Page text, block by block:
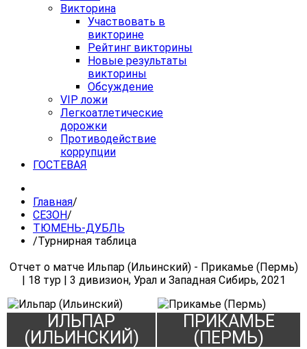
Викторина
Участвовать в
викторине
Рейтинг викторины
Новые результаты
викторины
Обсуждение
VIP ложи
Легкоатлетические
дорожки
Противодействие
коррупции
ГОСТЕВАЯ
Главная/
СЕЗОН/
ТЮМЕНЬ-ДУБЛЬ
/Турнирная таблица
Отчет о матче Ильпар (Ильинский) - Прикамье (Пермь)
| 18 тур | 3 дивизион, Урал и Западная Сибирь, 2021
ИЛЬПАР
(ИЛЬИНСКИЙ)
ПРИКАМЬЕ
(ПЕРМЬ)